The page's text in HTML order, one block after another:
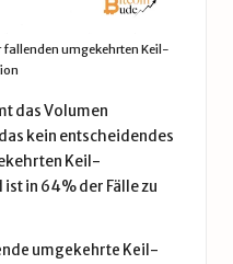
fallenden umgekehrten Keil-
das Volumen
kein entscheidendes
Keil-
in 64% der Fälle zu
umgekehrte Keil-